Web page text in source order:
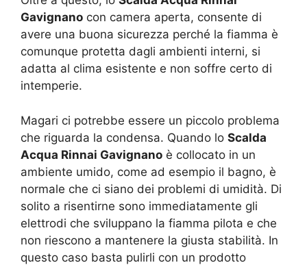
Gavignano con camera aperta, consente di
avere una buona sicurezza perché la fiamma è
comunque protetta dagli ambienti interni, si
adatta al clima esistente e non soffre certo di
intemperie.
Magari ci potrebbe essere un piccolo problema
che riguarda la condensa. Quando lo Scalda
Acqua Rinnai Gavignano è collocato in un
ambiente umido, come ad esempio il bagno, è
normale che ci siano dei problemi di umidità. Di
solito a risentirne sono immediatamente gli
elettrodi che sviluppano la fiamma pilota e che
non riescono a mantenere la giusta stabilità. In
questo caso basta pulirli con un prodotto